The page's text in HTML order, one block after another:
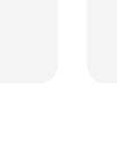
avant
le jardin :